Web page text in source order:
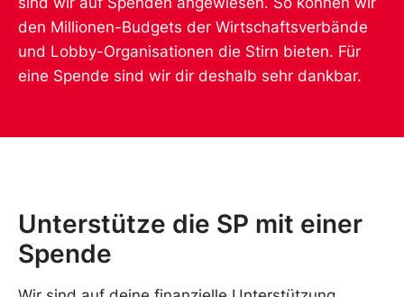
den Millionen-Budgets der Wirtschaftsverbände
und Lobby-Organisationen die Stirn bieten. Für
eine Spende sind wir dir deshalb sehr dankbar.
Unterstütze die SP mit einer
Spende